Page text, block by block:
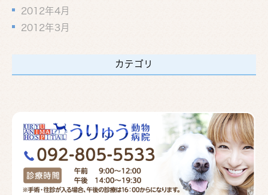
2012年4月
2012年3月
カテゴリ